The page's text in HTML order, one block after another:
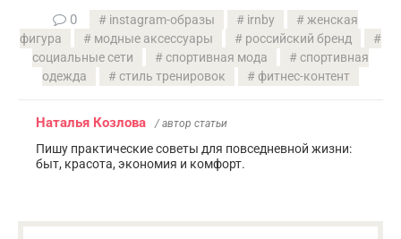
0 instagram-образы irnby
женская
фигура
модные аксессуары
российский бренд
социальные сети
спортивная мода
спортивная
одежда
стиль тренировок фитнес-контент
Наталья Козлова / автор статьи
Пишу практические советы для повседневной жизни:
быт, красота, экономия и комфорт.